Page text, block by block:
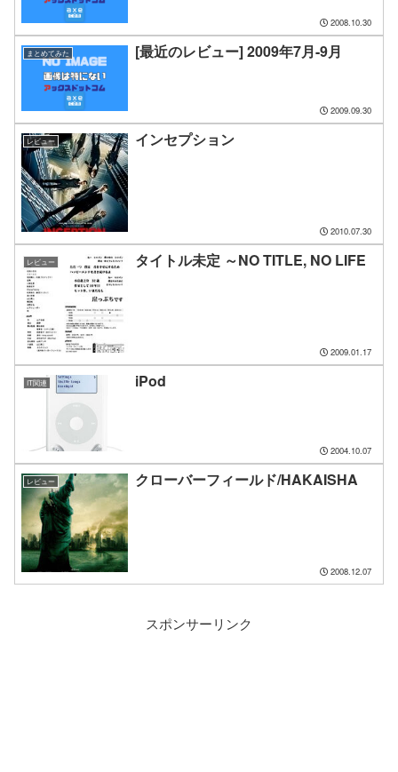
2008.10.30
まとめてみた [最近のレビュー] 2009年7月-9月
2009.09.30
レビュー インセプション
2010.07.30
レビュー タイトル未定 ～NO TITLE, NO LIFE
2009.01.17
IT関連 iPod
2004.10.07
レビュー クローバーフィールド/HAKAISHA
2008.12.07
スポンサーリンク